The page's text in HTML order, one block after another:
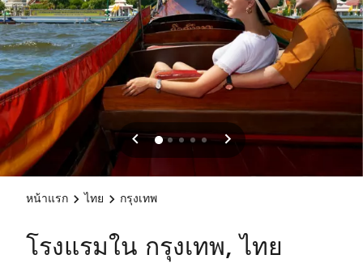
หน้าแรก ไทย กรุงเทพ
โรงแรมใน กรุงเทพ, ไทย